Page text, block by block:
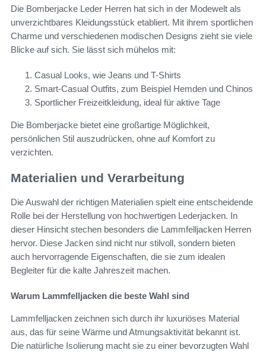
Die Bomberjacke Leder Herren hat sich in der Modewelt als
unverzichtbares Kleidungsstück etabliert. Mit ihrem sportlichen
Charme und verschiedenen modischen Designs zieht sie viele
Blicke auf sich. Sie lässt sich mühelos mit:
Casual Looks, wie Jeans und T-Shirts
Smart-Casual Outfits, zum Beispiel Hemden und Chinos
Sportlicher Freizeitkleidung, ideal für aktive Tage
Die Bomberjacke bietet eine großartige Möglichkeit,
persönlichen Stil auszudrücken, ohne auf Komfort zu
verzichten.
Materialien und Verarbeitung
Die Auswahl der richtigen Materialien spielt eine entscheidende
Rolle bei der Herstellung von hochwertigen Lederjacken. In
dieser Hinsicht stechen besonders die Lammfelljacken Herren
hervor. Diese Jacken sind nicht nur stilvoll, sondern bieten
auch hervorragende Eigenschaften, die sie zum idealen
Begleiter für die kalte Jahreszeit machen.
Warum Lammfelljacken die beste Wahl sind
Lammfelljacken zeichnen sich durch ihr luxuriöses Material
aus, das für seine Wärme und Atmungsaktivität bekannt ist.
Die natürliche Isolierung macht sie zu einer bevorzugten Wahl